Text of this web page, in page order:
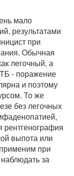
мало
результатами
при
Обычная
легочный, а
- поражение
и поэтому
То же
без легочных
рентгенография
выпота или
при
за